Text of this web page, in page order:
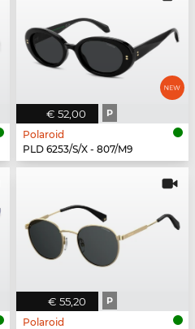
€ 52,00 P
Polaroid
PLD 6253/S/X - 807/M9
€ 55,20 P
Polaroid